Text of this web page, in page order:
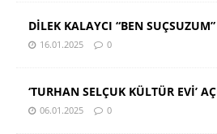
DİLEK KALAYCI “BEN
16.01.2025 0
‘TURHAN SELÇUK KÜLTÜR EVİ’
06.01.2025 0